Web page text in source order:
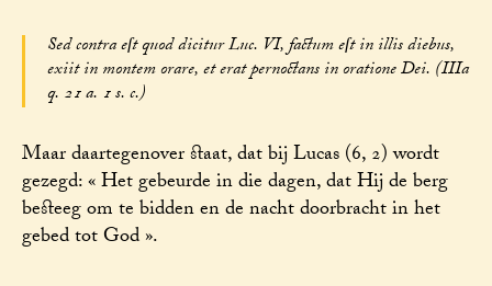
Sed contra eſt quod dicitur Luc. VI, factum eſt in illis diebus,
exiit in montem orare, et erat pernoctans in oratione Dei. (IIIa
q. 21 a. 1 s. c.)
Maar daartegenover staat, dat bij Lucas (6, 2) wordt
gezegd: « Het gebeurde in die dagen, dat Hij de berg
besteeg om te bidden en de nacht doorbracht in het
gebed tot God ».